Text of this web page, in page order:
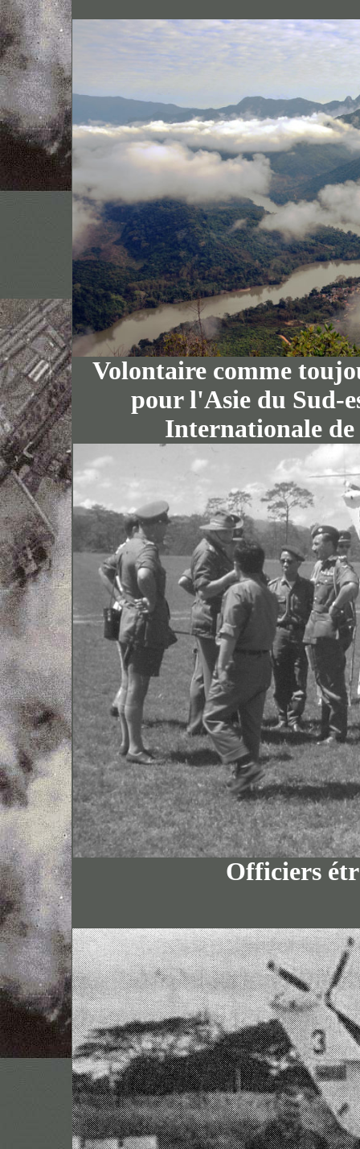
Volontaire comme
pour l'Asie du Sud-
Internationale de
Officiers